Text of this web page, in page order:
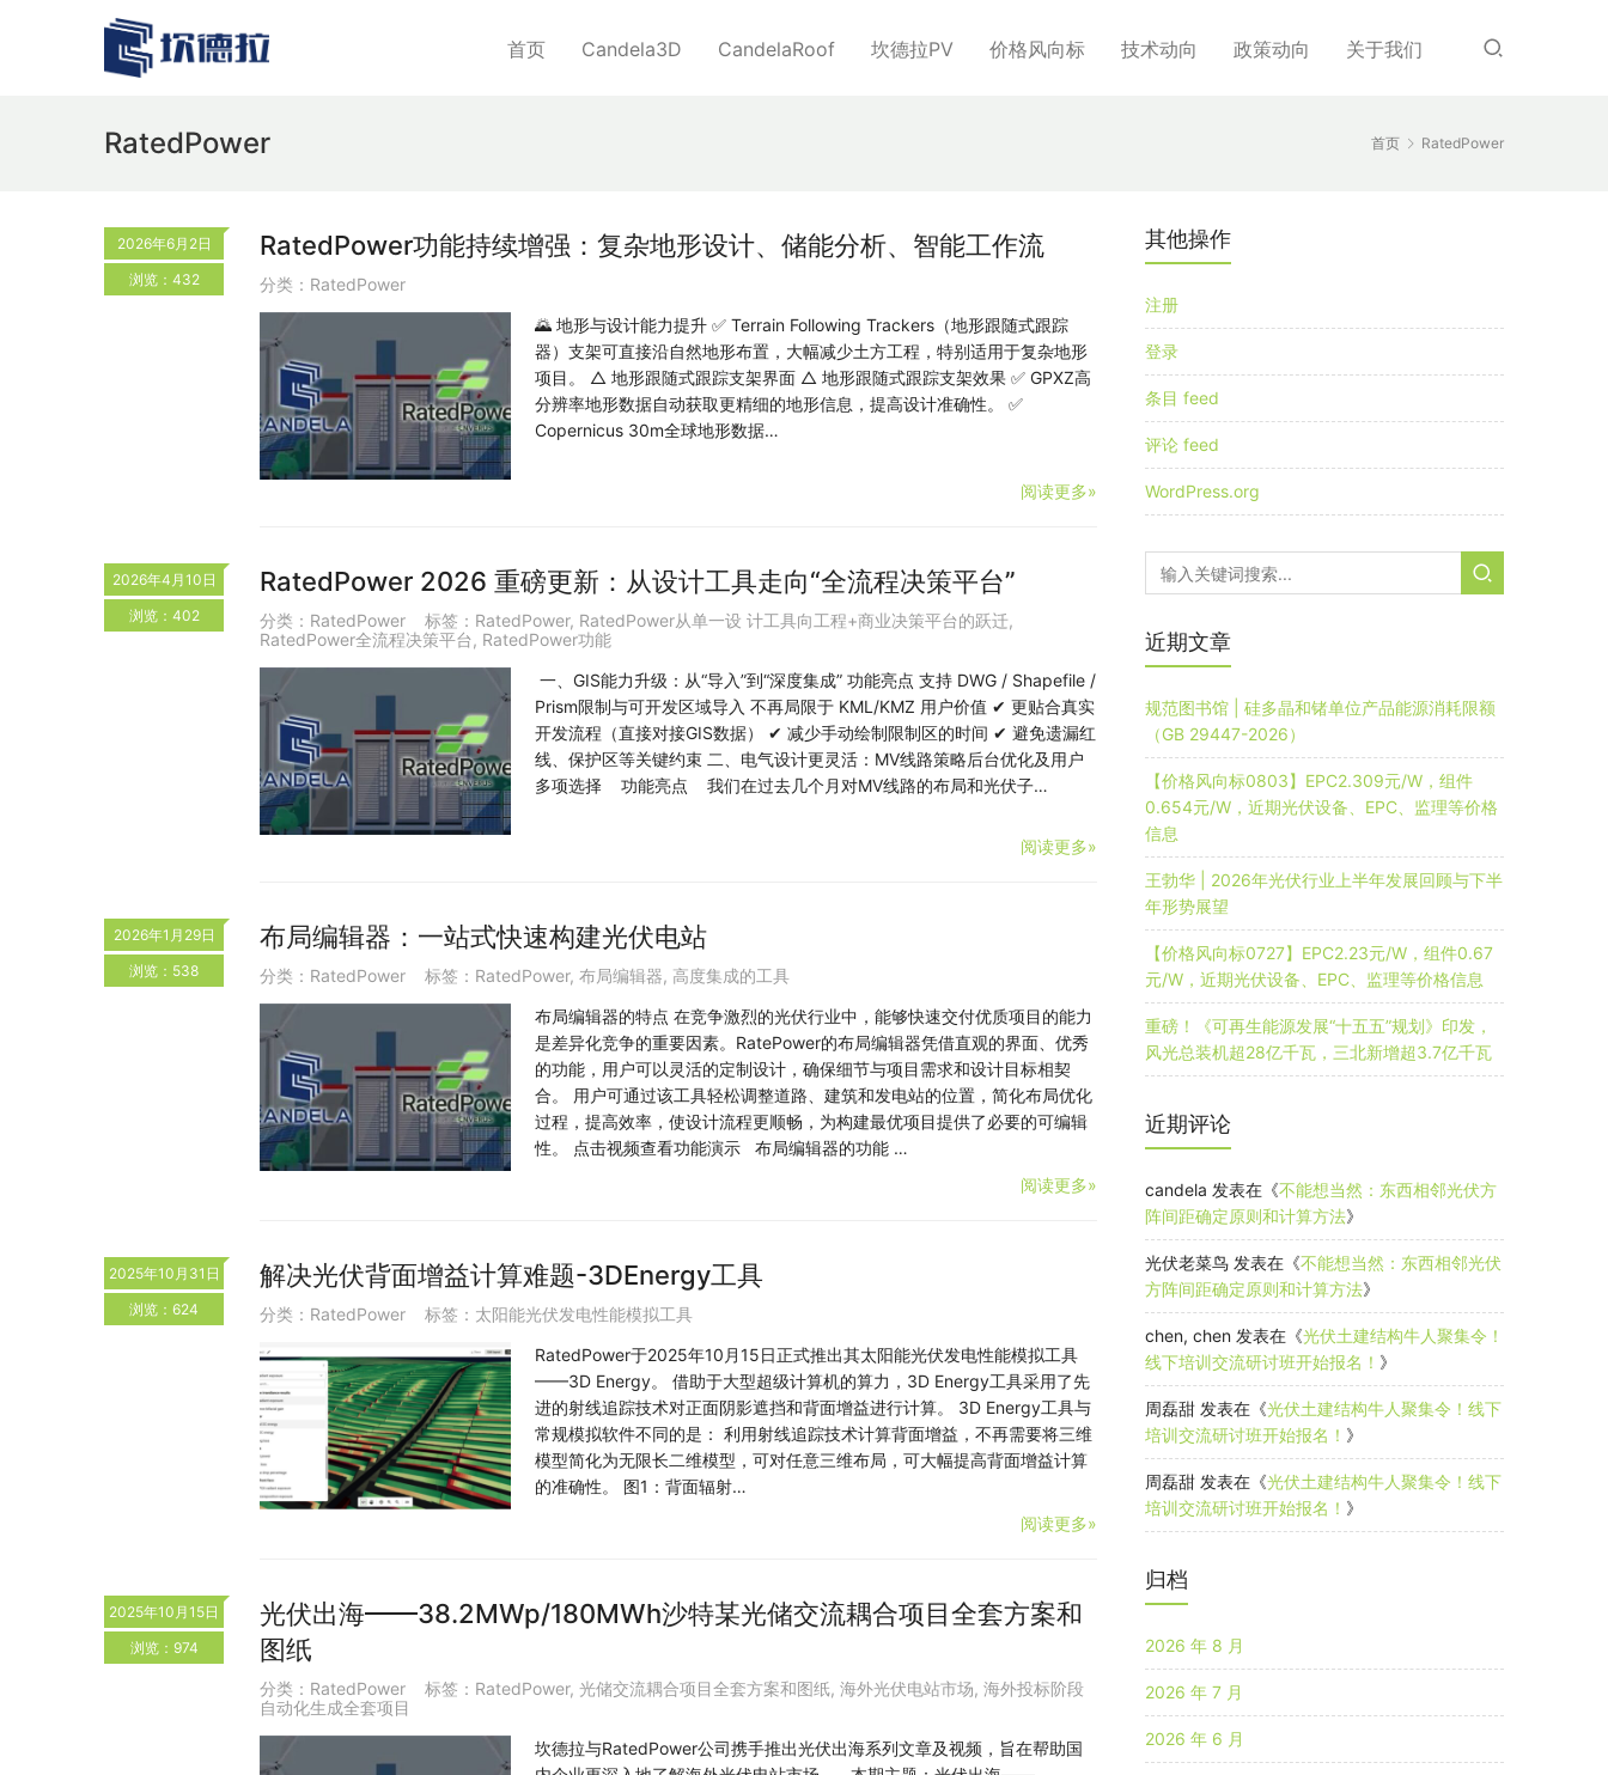
首页 Candela3D CandelaRoof 坎德拉PV 价格风向标 技术动向 政策动向 关于我们
首页 RatedPower
RatedPower
2026年6月2日
浏览：432
RatedPower功能持续增强：复杂地形设计、储能分析、智能工作流
分类： RatedPower
🌄 地形与设计能力提升 ✅ Terrain Following Trackers（地形跟随式跟踪
器）支架可直接沿自然地形布置，大幅减少土方工程，特别适用于复杂地形
项目。 △ 地形跟随式跟踪支架界面 △ 地形跟随式跟踪支架效果 ✅ GPXZ高
分辨率地形数据自动获取更精细的地形信息，提高设计准确性。 ✅
Copernicus 30m全球地形数据…
阅读更多»
2026年4月10日
浏览：402
RatedPower 2026 重磅更新：从设计工具走向“全流程决策平台”
分类： RatedPower 标签： RatedPower, RatedPower从单一设 计工具向工程+商业决策平台的跃迁,
RatedPower全流程决策平台, RatedPower功能
一、GIS能力升级：从“导入”到“深度集成” 功能亮点 支持 DWG / Shapefile /
Prism限制与可开发区域导入 不再局限于 KML/KMZ 用户价值 ✔ 更贴合真实
开发流程（直接对接GIS数据） ✔ 减少手动绘制限制区的时间 ✔ 避免遗漏红
线、保护区等关键约束 二、电气设计更灵活：MV线路策略后台优化及用户
多项选择 功能亮点 我们在过去几个月对MV线路的布局和光伏子…
阅读更多»
2026年1月29日
浏览：538
布局编辑器：一站式快速构建光伏电站
分类： RatedPower 标签： RatedPower, 布局编辑器, 高度集成的工具
布局编辑器的特点 在竞争激烈的光伏行业中，能够快速交付优质项目的能力
是差异化竞争的重要因素。RatePower的布局编辑器凭借直观的界面、优秀
的功能，用户可以灵活的定制设计，确保细节与项目需求和设计目标相契
合。 用户可通过该工具轻松调整道路、建筑和发电站的位置，简化布局优化
过程，提高效率，使设计流程更顺畅，为构建最优项目提供了必要的可编辑
性。 点击视频查看功能演示 布局编辑器的功能 …
阅读更多»
2025年10月31日
浏览：624
解决光伏背面增益计算难题-3DEnergy工具
分类： RatedPower 标签： 太阳能光伏发电性能模拟工具
RatedPower于2025年10月15日正式推出其太阳能光伏发电性能模拟工具
——3D Energy。 借助于大型超级计算机的算力，3D Energy工具采用了先
进的射线追踪技术对正面阴影遮挡和背面增益进行计算。 3D Energy工具与
常规模拟软件不同的是： 利用射线追踪技术计算背面增益，不再需要将三维
模型简化为无限长二维模型，可对任意三维布局，可大幅提高背面增益计算
的准确性。 图1：背面辐射…
阅读更多»
2025年10月15日
浏览：974
光伏出海——38.2MWp/180MWh沙特某光储交流耦合项目全套方案和
图纸
分类： RatedPower 标签： RatedPower, 光储交流耦合项目全套方案和图纸, 海外光伏电站市场, 海外投标阶段
自动化生成全套项目
坎德拉与RatedPower公司携手推出光伏出海系列文章及视频，旨在帮助国
其他操作
注册
登录
条目 feed
评论 feed
WordPress.org
近期文章
规范图书馆 | 硅多晶和锗单位产品能源消耗限额
（GB 29447-2026）
【价格风向标0803】EPC2.309元/W，组件
0.654元/W，近期光伏设备、EPC、监理等价格
信息
王勃华 | 2026年光伏行业上半年发展回顾与下半
年形势展望
【价格风向标0727】EPC2.23元/W，组件0.67
元/W，近期光伏设备、EPC、监理等价格信息
重磅！《可再生能源发展“十五五”规划》印发，
风光总装机超28亿千瓦，三北新增超3.7亿千瓦
近期评论
candela 发表在《不能想当然：东西相邻光伏方
阵间距确定原则和计算方法》
光伏老菜鸟 发表在《不能想当然：东西相邻光伏
方阵间距确定原则和计算方法》
chen, chen 发表在《光伏土建结构牛人聚集令！
线下培训交流研讨班开始报名！ 》
周磊甜 发表在《光伏土建结构牛人聚集令！线下
培训交流研讨班开始报名！ 》
周磊甜 发表在《光伏土建结构牛人聚集令！线下
培训交流研讨班开始报名！ 》
归档
2026 年 8 月
2026 年 7 月
2026 年 6 月